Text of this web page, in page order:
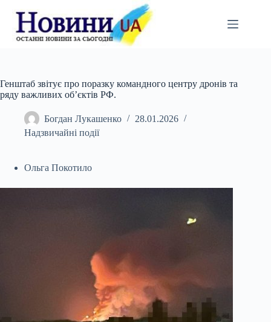
вмісту
Генштаб звітує про поразку командного центру дронів та
ряду важливих об’єктів РФ.
Богдан Лукашенко
28.01.2026
Надзвичайні події
Ольга Покотило